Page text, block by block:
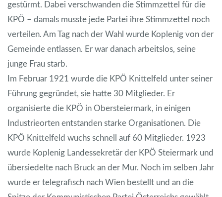
gestürmt. Dabei verschwanden die Stimmzettel für die
KPÖ – damals musste jede Partei ihre Stimmzettel noch
verteilen. Am Tag nach der Wahl wurde Koplenig von der
Gemeinde entlassen. Er war danach arbeitslos, seine
junge Frau starb.
Im Februar 1921 wurde die KPÖ Knittelfeld unter seiner
Führung gegründet, sie hatte 30 Mitglieder. Er
organisierte die KPÖ in Obersteiermark, in einigen
Industrieorten entstanden starke Organisationen. Die
KPÖ Knittelfeld wuchs schnell auf 60 Mitglieder. 1923
wurde Koplenig Landessekretär der KPÖ Steiermark und
übersiedelte nach Bruck an der Mur. Noch im selben Jahr
wurde er telegrafisch nach Wien bestellt und an die